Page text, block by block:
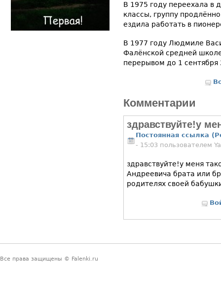
В 1975 году переехала в
классы, группу
ездила работать в
В 1977 году Людмиле
Фалёнской средней
перерывом до 1 сентября
Комментарии
здравствуйте!у
Постоянная ссылка
- 15:03 пользователем
здравствуйте!у меня
Андреевича брата или
родителях своей
Все права защищены © Falenki.ru